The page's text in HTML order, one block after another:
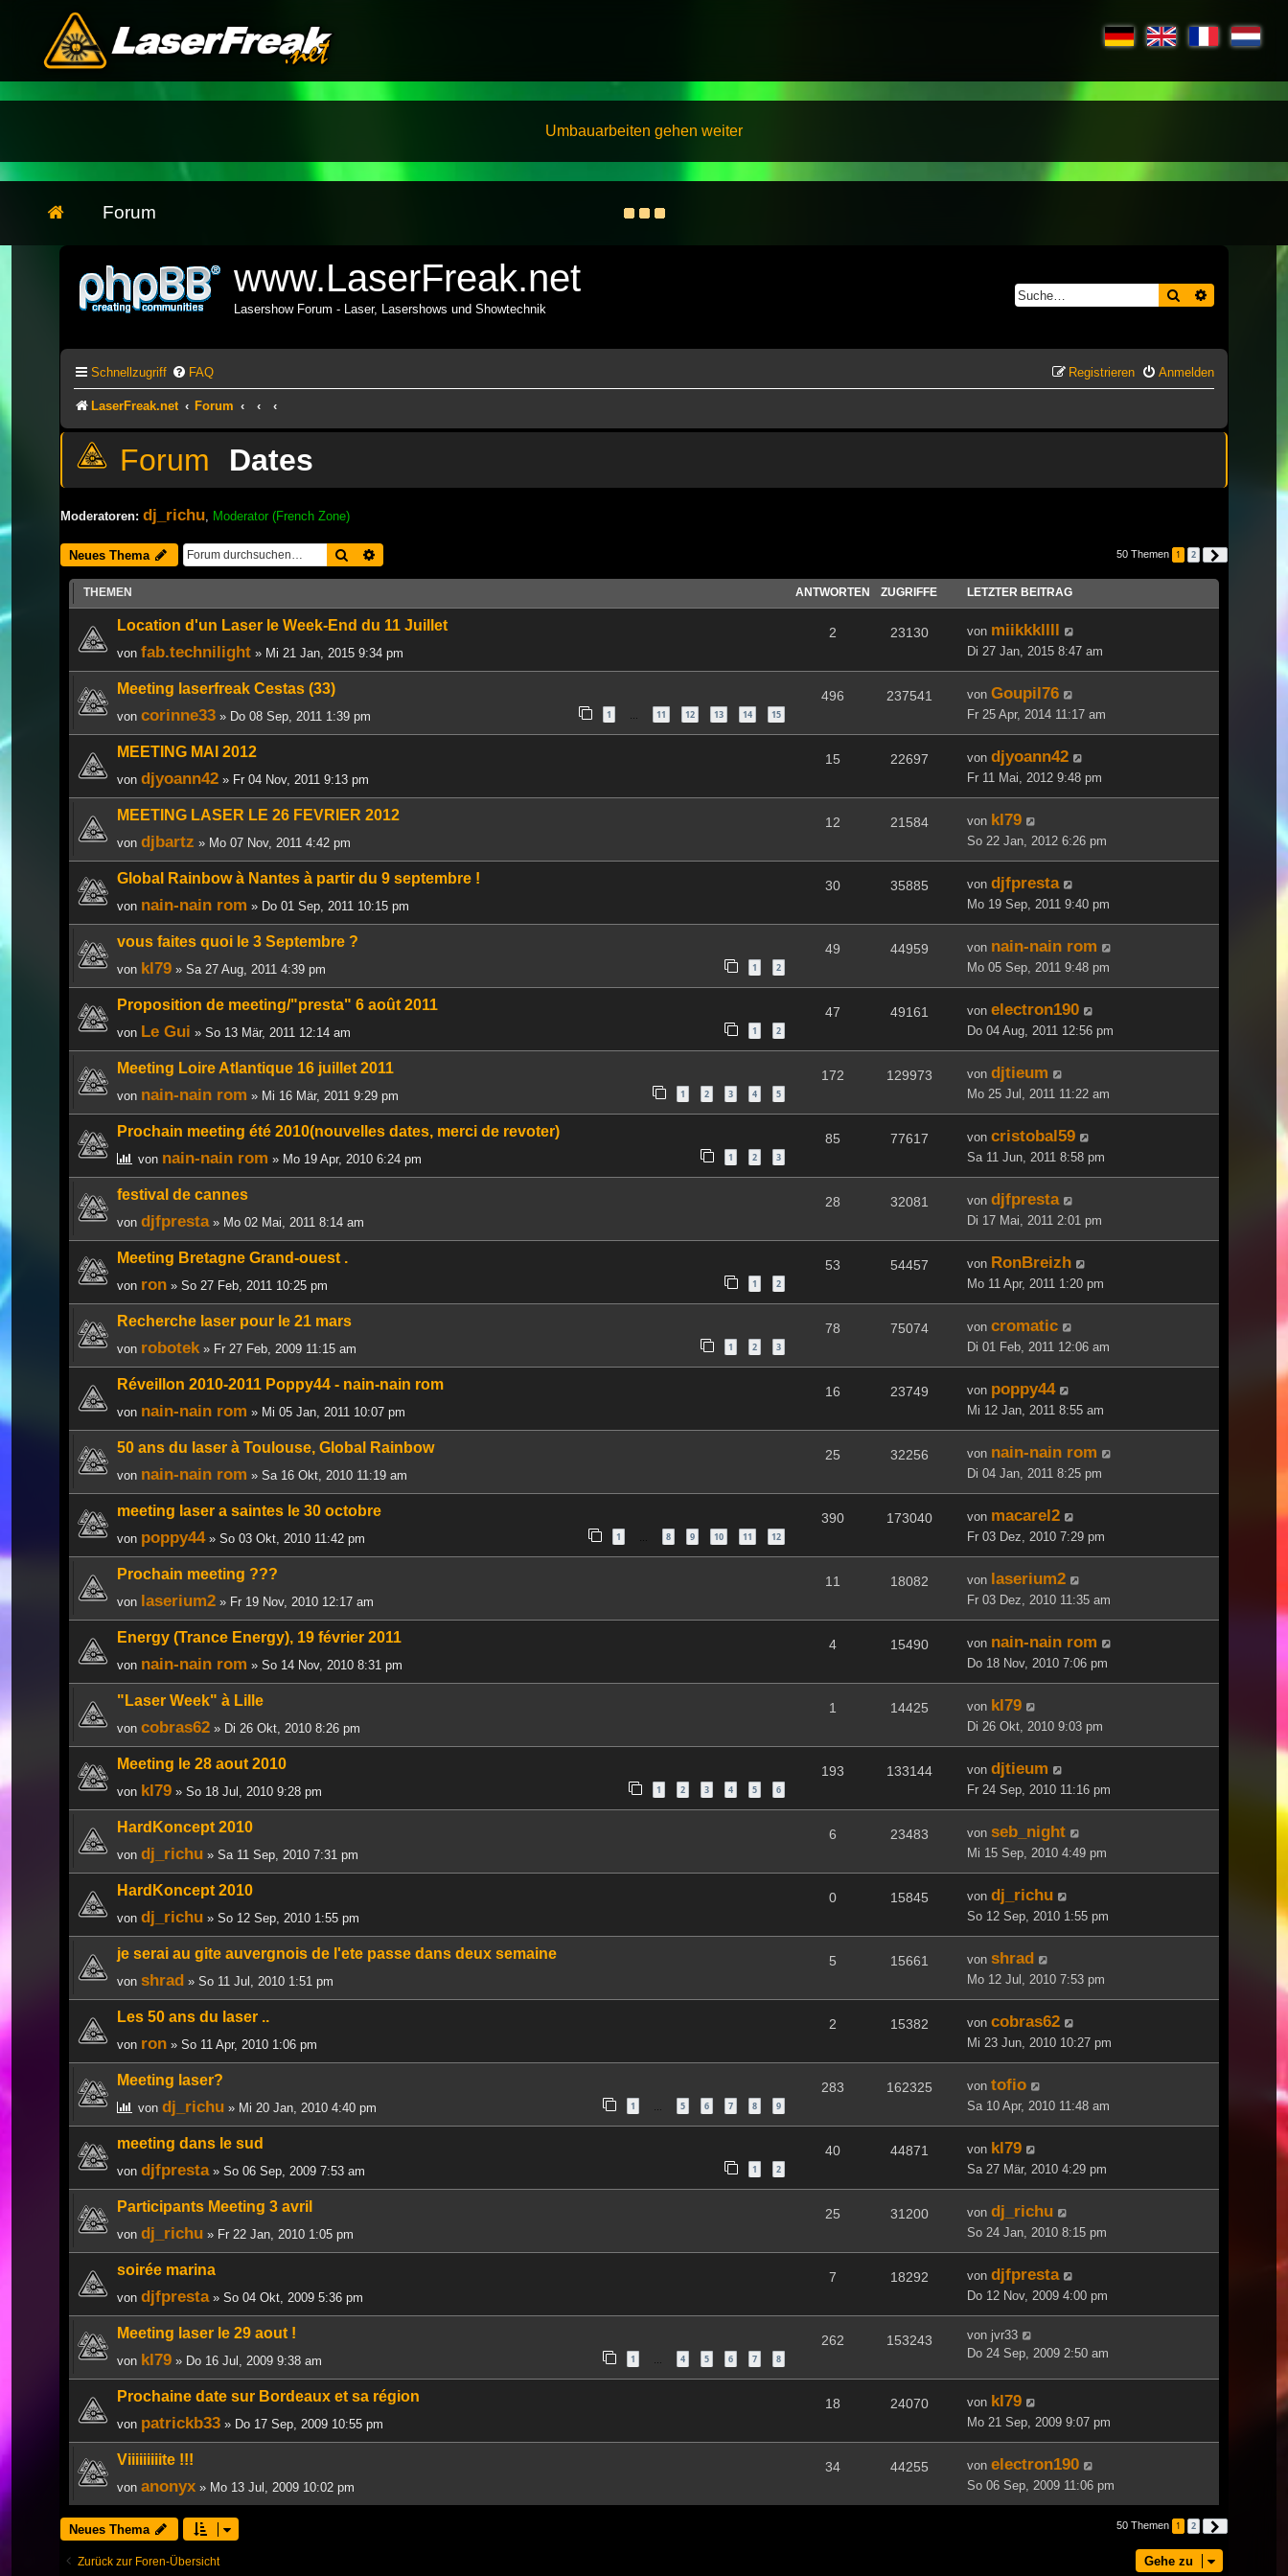
Umbauarbeiten gehen weiter
Forum
www.LaserFreak.net
Lasershow Forum - Laser, Lasershows und Showtechnik
Suche
Schnellzugriff FAQ Anmelden
Registrieren
LaserFreak.net Forum
Dates
Moderatoren: dj_richu Moderator (French Zone)
Neues Thema Suche 50 Themen 1 2
THEMEN ANTWORTEN ZUGRIFFE LETZTER BEITRAG
Location d'un Laser le Week-End du 11 Juillet
von fab.technilight » Mi 21 Jan, 2015 9:34 pm
2 23130 von miikkkllll
Di 27 Jan, 2015 8:47 am
Meeting laserfreak Cestas (33)
von corinne33 » Do 08 Sep, 2011 1:39 pm 1 11 12 13 14 15
496 237541 von Goupil76
Fr 25 Apr, 2014 11:17 am
MEETING MAI 2012
von djyoann42 » Fr 04 Nov, 2011 9:13 pm
15 22697 von djyoann42
Fr 11 Mai, 2012 9:48 pm
MEETING LASER LE 26 FEVRIER 2012
von djbartz » Mo 07 Nov, 2011 4:42 pm
12 21584 von kl79
So 22 Jan, 2012 6:26 pm
Global Rainbow à Nantes à partir du 9 septembre !
von nain-nain rom » Do 01 Sep, 2011 10:15 pm
30 35885 von djfpresta
Mo 19 Sep, 2011 9:40 pm
vous faites quoi le 3 Septembre ?
von kl79 » Sa 27 Aug, 2011 4:39 pm 1 2
49 44959 von nain-nain rom
Mo 05 Sep, 2011 9:48 pm
Proposition de meeting/"presta" 6 août 2011
von Le Gui » So 13 Mär, 2011 12:14 am 1 2
47 49161 von electron190
Do 04 Aug, 2011 12:56 pm
Meeting Loire Atlantique 16 juillet 2011
von nain-nain rom » Mi 16 Mär, 2011 9:29 pm 1 2 3 4 5
172 129973 von djtieum
Mo 25 Jul, 2011 11:22 am
Prochain meeting été 2010(nouvelles dates, merci de revoter)
von nain-nain rom » Mo 19 Apr, 2010 6:24 pm 1 2 3
85 77617 von cristobal59
Sa 11 Jun, 2011 8:58 pm
festival de cannes
von djfpresta» Mo 02 Mai, 2011 8:14 am
28 32081 von djfpresta
Di 17 Mai, 2011 2:01 pm
Meeting Bretagne Grand-ouest .
von ron » So 27 Feb, 2011 10:25 pm 1 2
53 54457 von RonBreizh
Mo 11 Apr, 2011 1:20 pm
Recherche laser pour le 21 mars
von robotek » Fr 27 Feb, 2009 11:15 am 1 2 3
78 75074 von cromatic
Di 01 Feb, 2011 12:06 am
Réveillon 2010-2011 Poppy44 - nain-nain rom
von nain-nain rom » Mi 05 Jan, 2011 10:07 pm
16 23749 von poppy44
Mi 12 Jan, 2011 8:55 am
50 ans du laser à Toulouse, Global Rainbow
von nain-nain rom » Sa 16 Okt, 2010 11:19 am
25 32256 von nain-nain rom
Di 04 Jan, 2011 8:25 pm
meeting laser a saintes le 30 octobre
von poppy44» So 03 Okt, 2010 11:42 pm 1 8 9 10 11 12
390 173040 von macarel2
Fr 03 Dez, 2010 7:29 pm
Prochain meeting ???
von laserium2 » Fr 19 Nov, 2010 12:17 am
11 18082 von laserium2
Fr 03 Dez, 2010 11:35 am
Energy (Trance Energy), 19 février 2011
von nain-nain rom » So 14 Nov, 2010 8:31 pm
4 15490 von nain-nain rom
Do 18 Nov, 2010 7:06 pm
"Laser Week" à Lille
von cobras62 » Di 26 Okt, 2010 8:26 pm
1 14425 von kl79
Di 26 Okt, 2010 9:03 pm
Meeting le 28 aout 2010
von kl79 » So 18 Jul, 2010 9:28 pm 1 2 3 4 5 6
193 133144 von djtieum
Fr 24 Sep, 2010 11:16 pm
HardKoncept 2010
von dj_richu » Sa 11 Sep, 2010 7:31 pm
6 23483 von seb_night
Mi 15 Sep, 2010 4:49 pm
HardKoncept 2010
von dj_richu » So 12 Sep, 2010 1:55 pm
0 15845 von dj_richu
So 12 Sep, 2010 1:55 pm
je serai au gite auvergnois de l'ete passe dans deux semaine
von shrad » So 11 Jul, 2010 1:51 pm
5 15661 von shrad
Mo 12 Jul, 2010 7:53 pm
Les 50 ans du laser ..
von ron » So 11 Apr, 2010 1:06 pm
2 15382 von cobras62
Mi 23 Jun, 2010 10:27 pm
Meeting laser?
von dj_richu » Mi 20 Jan, 2010 4:40 pm 1 5 6 7 8 9
283 162325 von tofio
Sa 10 Apr, 2010 11:48 am
meeting dans le sud
von djfpresta» So 06 Sep, 2009 7:53 am 1 2
40 44871 von kl79
Sa 27 Mär, 2010 4:29 pm
Participants Meeting 3 avril
von dj_richu » Fr 22 Jan, 2010 1:05 pm
25 31200 von dj_richu
So 24 Jan, 2010 8:15 pm
soirée marina
von djfpresta» So 04 Okt, 2009 5:36 pm
7 18292 von djfpresta
Do 12 Nov, 2009 4:00 pm
Meeting laser le 29 aout !
von kl79 » Do 16 Jul, 2009 9:38 am 1 4 5 6 7 8
262 153243 von jvr33
Do 24 Sep, 2009 2:50 am
Prochaine date sur Bordeaux et sa région
von patrickb33 » Do 17 Sep, 2009 10:55 pm
18 24070 von kl79
Mo 21 Sep, 2009 9:07 pm
Viiiiiiiiite !!!
von anonyx » Mo 13 Jul, 2009 10:02 pm
34 44255 von electron190
So 06 Sep, 2009 11:06 pm
Neues Thema 50 Themen 1 2
Zurück zur Foren-Übersicht Gehe zu